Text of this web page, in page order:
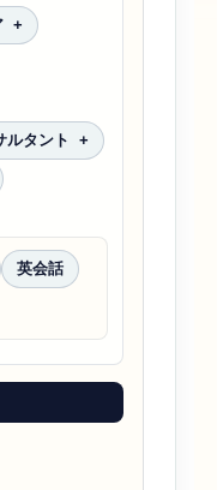
ルタント
英会話